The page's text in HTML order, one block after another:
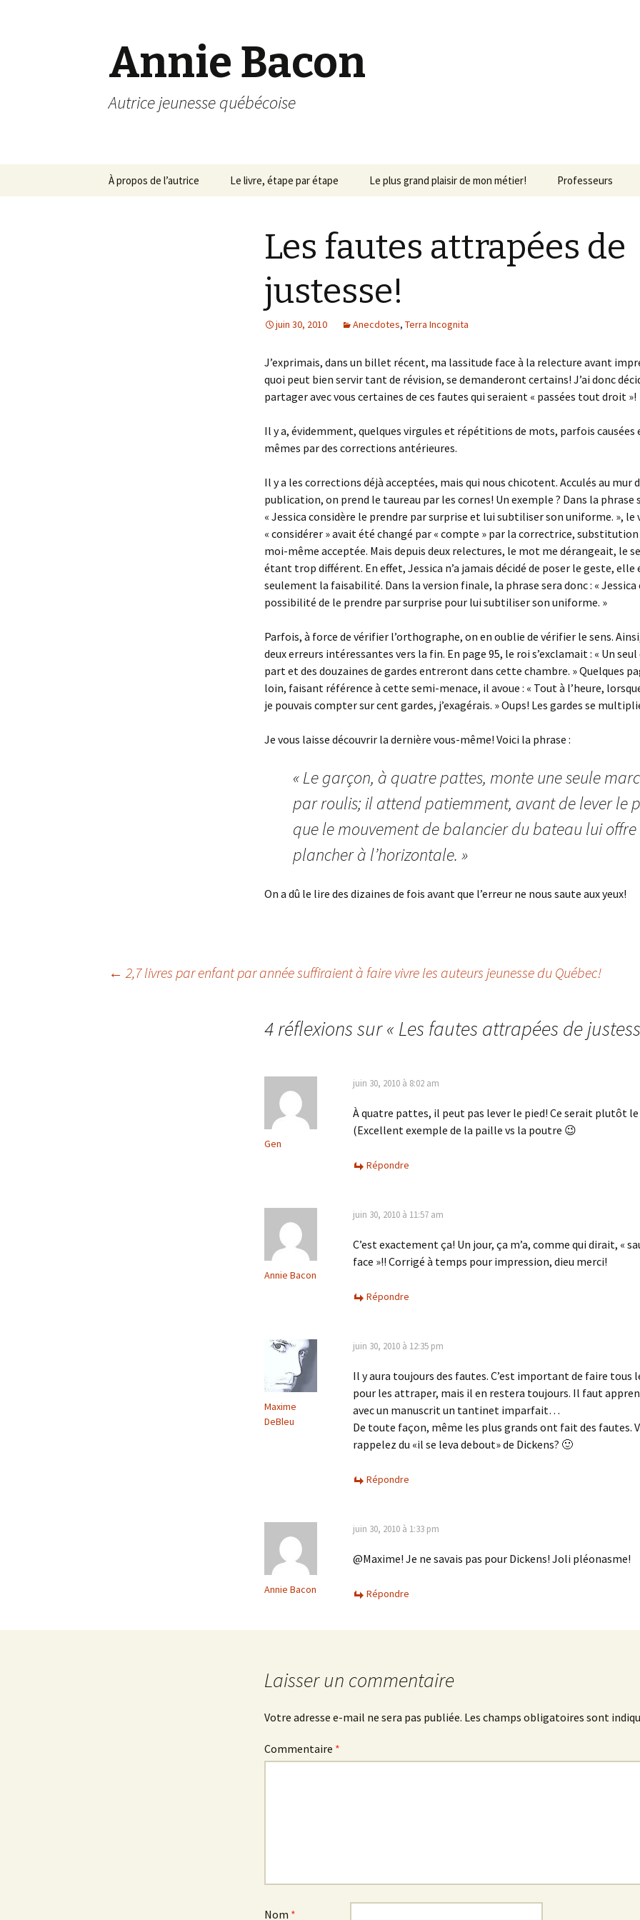
Annie Bacon
Autrice jeunesse québécoise
Aller
À propos de l’autrice Le livre, étape par étape Le plus grand plaisir de mon métier! Professeurs
Les fautes attrapées de
justesse!
juin 30, 2010 Anecdotes, Terra Incognita
J’exprimais, dans un billet récent, ma lassitude face à la relecture avant
quoi peut bien servir tant de révision, se demanderont certains! J’ai donc
partager avec vous certaines de ces fautes qui seraient « passées tout droit »!
Il y a, évidemment, quelques virgules et répétitions de mots, parfois causées
mêmes par des corrections antérieures.
Il y a les corrections déjà acceptées, mais qui nous chicotent. Acculés au mur
publication, on prend le taureau par les cornes! Un exemple ? Dans la phrase
« Jessica considère le prendre par surprise et lui subtiliser son uniforme. », le
« considérer » avait été changé par « compte » par la correctrice, substitution
moi-même acceptée. Mais depuis deux relectures, le mot me dérangeait, le
étant trop différent. En effet, Jessica n’a jamais décidé de poser le geste, elle
seulement la faisabilité. Dans la version finale, la phrase sera donc : « Jessica
possibilité de le prendre par surprise pour lui subtiliser son uniforme. »
Parfois, à force de vérifier l’orthographe, on en oublie de vérifier le sens.
deux erreurs intéressantes vers la fin. En page 95, le roi s’exclamait : « Un seul
part et des douzaines de gardes entreront dans cette chambre. » Quelques
loin, faisant référence à cette semi-menace, il avoue : « Tout à l’heure,
je pouvais compter sur cent gardes, j’exagérais. » Oups! Les gardes se
Je vous laisse découvrir la dernière vous-même! Voici la phrase :
« Le garçon, à quatre pattes, monte une seule
par roulis; il attend patiemment, avant de lever le
que le mouvement de balancier du bateau lui offre
plancher à l’horizontale. »
On a dû le lire des dizaines de fois avant que l’erreur ne nous saute aux yeux!
← 2,7 livres par enfant par année suffiraient à faire vivre les auteurs jeunesse du Québec!
4 réflexions sur « Les fautes attrapées de
Gen
juin 30, 2010 à 8:02 am
À quatre pattes, il peut pas lever le pied! Ce serait plutôt le
(Excellent exemple de la paille vs la poutre 😉
Répondre
Annie Bacon
juin 30, 2010 à 11:57 am
C’est exactement ça! Un jour, ça m’a, comme qui dirait, «
face »!! Corrigé à temps pour impression, dieu merci!
Répondre
Maxime
DeBleu
juin 30, 2010 à 12:35 pm
Il y aura toujours des fautes. C’est important de faire tous
pour les attraper, mais il en restera toujours. Il faut
avec un manuscrit un tantinet imparfait…
De toute façon, même les plus grands ont fait des fautes.
rappelez du «il se leva debout» de Dickens? 🙂
Répondre
Annie Bacon
juin 30, 2010 à 1:33 pm
@Maxime! Je ne savais pas pour Dickens! Joli pléonasme!
Répondre
Laisser un commentaire
Votre adresse e-mail ne sera pas publiée. Les champs obligatoires sont
Commentaire *
Nom *